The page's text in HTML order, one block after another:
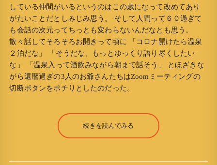
している仲間がいるというのはこの歳になって改めてあり
がたいことだとしみじみ思う。 そして人間って６０過ぎて
も会話の次元ってちっとも変わらないんだなとも思う。
散々話してそろそろお開きって頃に 「コロナ開けたら温泉
２泊だな」 「そうだな、もっとゆっくり語り尽くしたい
な」 「温泉入って酒飲みながら朝まで話そう」 とほざきな
がら還暦過ぎの3人のお爺さんたちはZoomミーティングの
切断ボタンをポチりとしたのだった。
続きを読んでみる